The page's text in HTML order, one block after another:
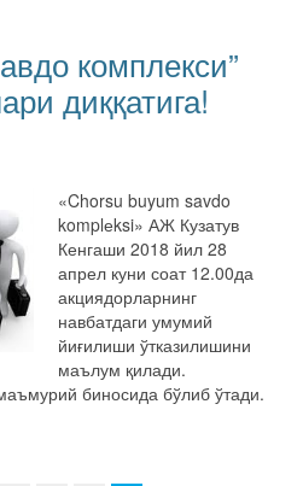
комплекси”
диққатига!
«Chorsu buyum savdo
komplеksi» АЖ Кузатув
Кенгаши 2018 йил 28
апрел куни соат 12.00да
акциядорларнинг
навбатдаги умумий
йиғилиши ўтказилишини
маълум қилади.
биносида бўлиб ўтади.